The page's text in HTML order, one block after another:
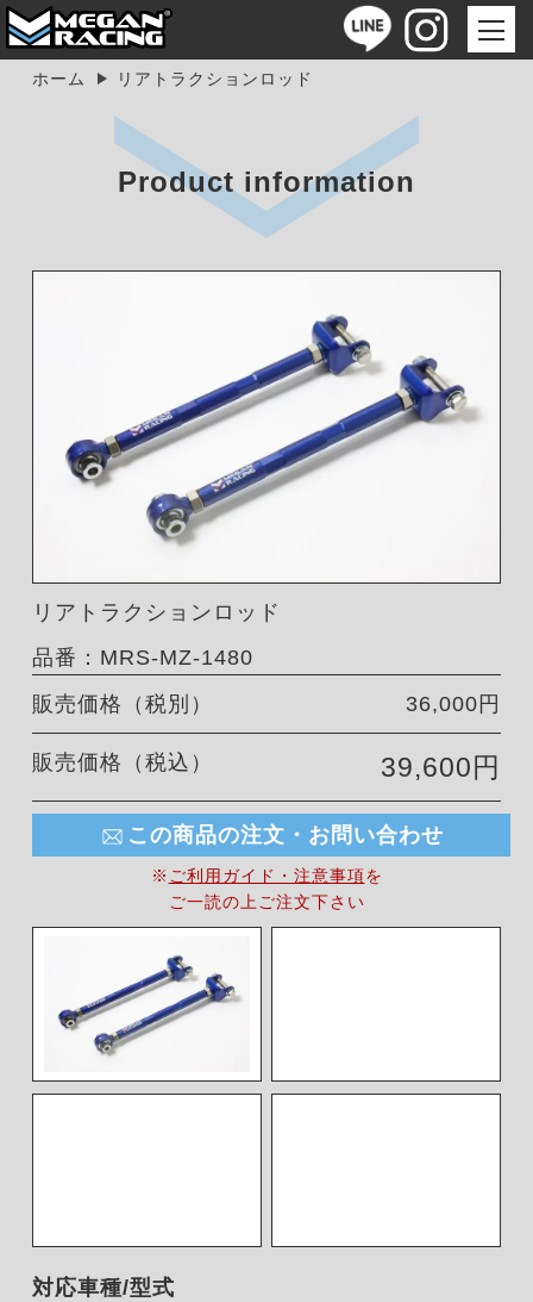
ホーム リアトラクションロッド
Product information
リアトラクションロッド
品番：MRS-MZ-1480
販売価格（税別）
36,000円
販売価格（税込） 39,600円
この商品の注文・お問い合わせ
※ ご利用ガイド・注意事項を
ご一読の上ご注文下さい
対応車種/型式